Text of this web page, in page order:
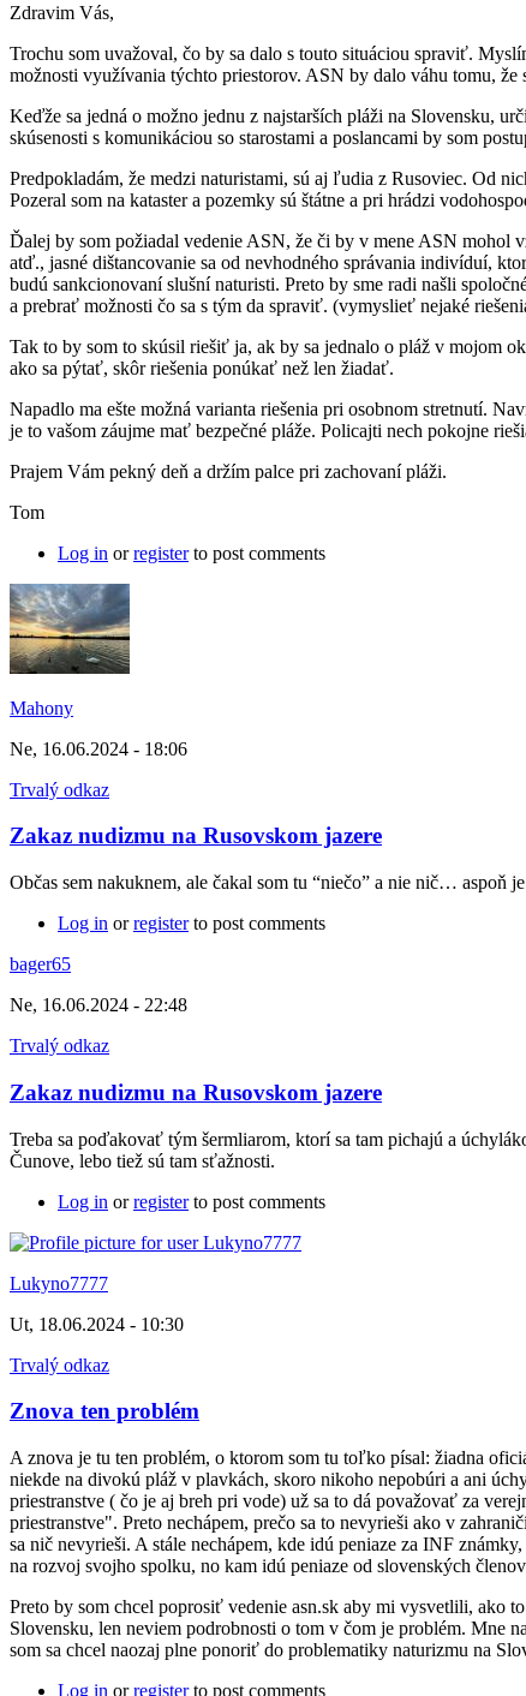
Zdravim Vás,
Trochu som uvažoval, čo by sa dalo s touto situáciou spraviť.
možnosti využívania týchto priestorov. ASN by dalo váhu tomu, že
Keďže sa jedná o možno jednu z najstarších pláži na Slovensku,
skúsenosti s komunikáciou so starostami a poslancami by som
Predpokladám, že medzi naturistami, sú aj ľudia z Rusoviec. Od
Pozeral som na kataster a pozemky sú štátne a pri hrádzi
Ďalej by som požiadal vedenie ASN, že či by v mene ASN mohol
atď., jasné dištancovanie sa od nevhodného správania indivíduí,
budú sankcionovaní slušní naturisti. Preto by sme radi našli
a prebrať možnosti čo sa s tým da spraviť. (vymyslieť nejaké
Tak to by som to skúsil riešiť ja, ak by sa jednalo o pláž v mojom
ako sa pýtať, skôr riešenia ponúkať než len žiadať.
Napadlo ma ešte možná varianta riešenia pri osobnom stretnutí.
je to vašom záujme mať bezpečné pláže. Policajti nech pokojne
Prajem Vám pekný deň a držím palce pri zachovaní pláži.
Tom
Log in orregisterto post comments
Mahony
Ne, 16.06.2024 - 18:06
Trvalý odkaz
Zakaz nudizmu na Rusovskom jazere
Občas sem nakuknem, ale čakal som tu “niečo” a nie nič…
Log in orregisterto post comments
bager65
Ne, 16.06.2024 - 22:48
Trvalý odkaz
Zakaz nudizmu na Rusovskom jazere
Treba sa poďakovať tým šermliarom, ktorí sa tam pichajú a
Čunove, lebo tiež sú tam sťažnosti.
Log in orregisterto post comments
Lukyno7777
Ut, 18.06.2024 - 10:30
Trvalý odkaz
Znova ten problém
A znova je tu ten problém, o ktorom som tu toľko písal: žiadna
niekde na divokú pláž v plavkách, skoro nikoho nepobúri a ani
priestranstve ( čo je aj breh pri vode) už sa to dá považovať za
priestranstve". Preto nechápem, prečo sa to nevyrieši ako v
sa nič nevyrieši. A stále nechápem, kde idú peniaze za INF
na rozvoj svojho spolku, no kam idú peniaze od slovenských
Preto by som chcel poprosiť vedenie asn.sk aby mi vysvetlili, ako
Slovensku, len neviem podrobnosti o tom v čom je problém. Mne
som sa chcel naozaj plne ponoriť do problematiky naturizmu na
Log in orregisterto post comments